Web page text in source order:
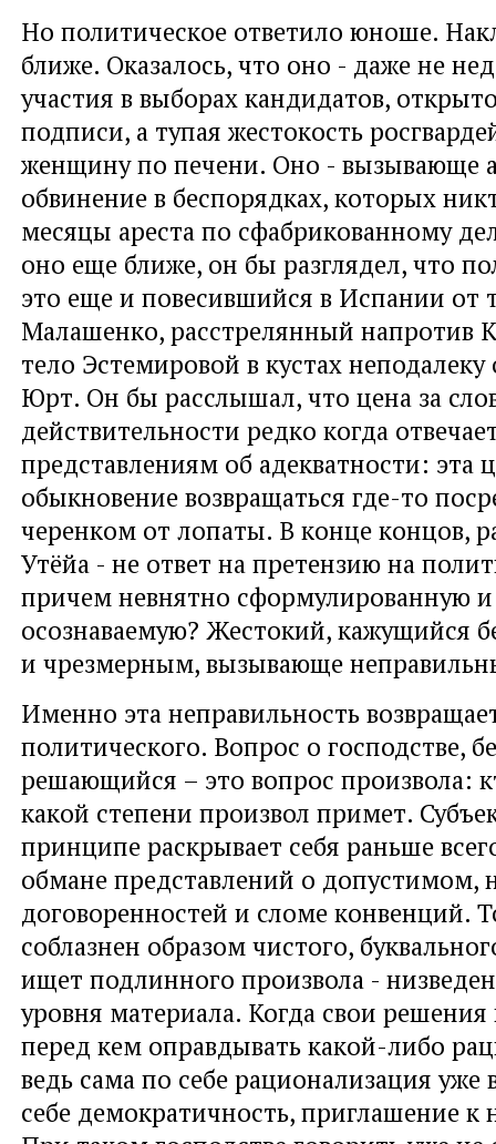
Но политическое ответило юноше.
ближе. Оказалось, что оно - даже не
участия в выборах кандидатов,
подписи, а тупая жестокость
женщину по печени. Оно - вызывающе
обвинение в беспорядках, которых
месяцы ареста по сфабрикованному
оно еще ближе, он бы разглядел, что
это еще и повесившийся в Испании от
Малашенко, расстрелянный напротив
тело Эстемировой в кустах неподалеку
Юрт. Он бы расслышал, что цена за
действительности редко когда
представлениям об адекватности: эта
обыкновение возвращаться где-то
черенком от лопаты. В конце концов,
Утёйа - не ответ на претензию на
причем невнятно сформулированную
осознаваемую? Жестокий, кажущийся
и чрезмерным, вызывающе
Именно эта неправильность
политического. Вопрос о господстве,
решающийся – это вопрос произвола:
какой степени произвол примет.
принципе раскрывает себя раньше
обмане представлений о допустимом,
договоренностей и сломе конвенций.
соблазнен образом чистого,
ищет подлинного произвола -
уровня материала. Когда свои
перед кем оправдывать какой-либо
ведь сама по себе рационализация уже
себе демократичность, приглашение к